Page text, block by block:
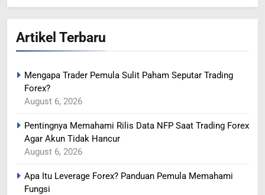
Artikel Terbaru
Mengapa Trader Pemula Sulit Paham Seputar Trading
Forex?
August 6, 2026
Pentingnya Memahami Rilis Data NFP Saat Trading Forex
Agar Akun Tidak Hancur
August 6, 2026
Apa Itu Leverage Forex? Panduan Pemula Memahami
Fungsi
364
RENCANA PEMANGKASAN
PRODUKSI SAUDI
365